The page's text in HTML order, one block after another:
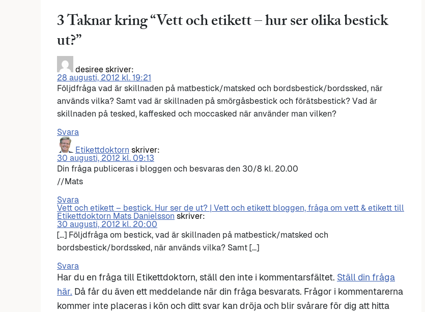
3 Taknar kring “Vett och etikett – hur ser olika bestick
ut?”
desiree skriver:
28 augusti, 2012 kl. 19:21
Följdfråga vad är skillnaden på matbestick/matsked och bordsbestick/bordssked, när
används vilka? Samt vad är skillnaden på smörgåsbestick och förätsbestick? Vad är
skillnaden på tesked, kaffesked och moccasked när använder man vilken?
Svara
Etikettdoktorn skriver:
30 augusti, 2012 kl. 09:13
Din fråga publiceras i bloggen och besvaras den 30/8 kl. 20.00
//Mats
Svara
Vett och etikett – bestick. Hur ser de ut? | Vett och etikett bloggen, fråga om vett & etikett till
Etikettdoktorn Mats Danielsson skriver:
30 augusti, 2012 kl. 20:00
[…] Följdfråga om bestick, vad är skillnaden på matbestick/matsked och
bordsbestick/bordssked, när används vilka? Samt […]
Svara
Har du en fråga till Etikettdoktorn, ställ den inte i kommentarsfältet. Ställ din fråga
här. Då får du även ett meddelande när din fråga besvarats. Frågor i kommentarerna
kommer inte placeras i kön och ditt svar kan dröja och blir svårare för dig att hitta